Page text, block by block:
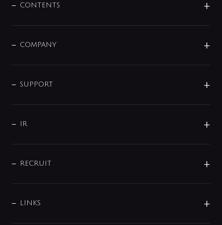
その他
センサー・タッチ水栓
単水栓
分岐
配管システム
バス・空調周辺用品
トイレ周辺用品
CONTENTS
じぶんシャワーが見つかる
COMPANY
企業理念
会社概要
事業所案内
SUPPORT
よくあるご質問
データダウンロード
みらいエコ住宅2026事業
IR
IRニュース
IRライブラリ
RECRUIT
募集要項
LINKS